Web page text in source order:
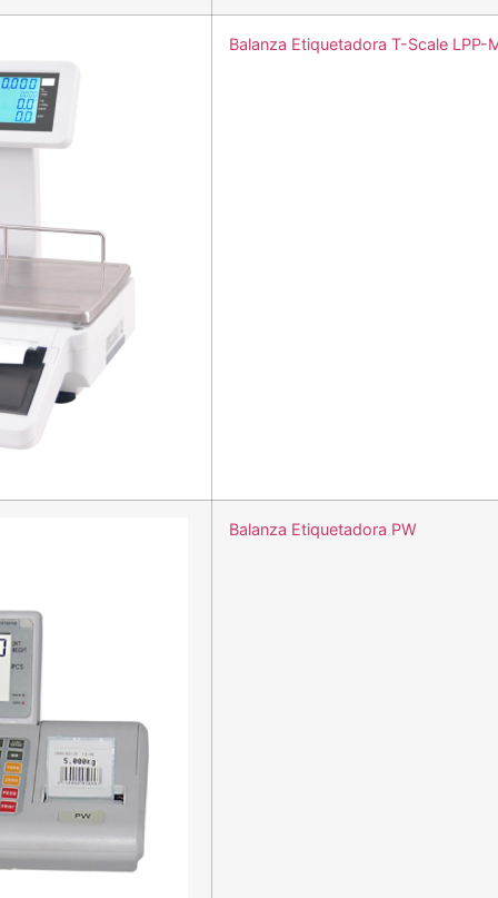
Balanza Etiquetadora T-Scale LPP-
Balanza Etiquetadora PW